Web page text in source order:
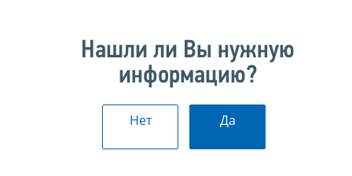
Нашли ли Вы нужную
информацию?
Нет Да